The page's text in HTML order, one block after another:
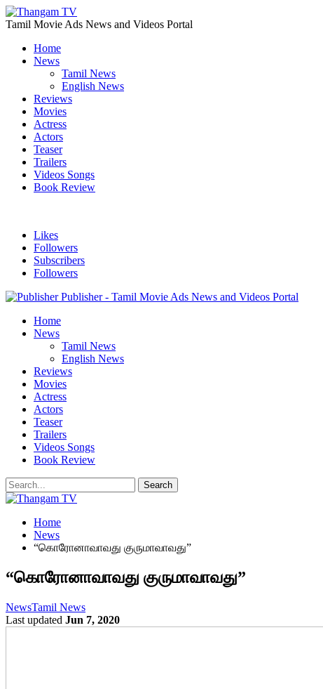
Tamil Movie Ads News and Videos Portal
Home
News
Tamil News
English News
Reviews
Movies
Actress
Actors
Teaser
Trailers
Videos Songs
Book Review
Likes
Followers
Subscribers
Followers
Publisher - Tamil Movie Ads News and Videos Portal
Home
News
Tamil News
English News
Reviews
Movies
Actress
Actors
Teaser
Trailers
Videos Songs
Book Review
Home
News
“கொரோனாவாவது குருமாவாவது”
“கொரோனாவாவது குருமாவாவது”
NewsTamil News
Last updated Jun 7, 2020